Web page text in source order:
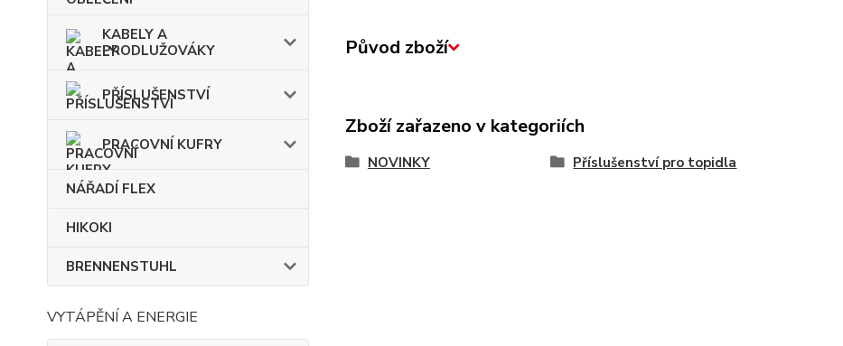
KABELY A
PRODLUŽOVÁKY
PŘÍSLUŠENSTVÍ
PRACOVNÍ KUFRY
NÁŘADÍ FLEX
HIKOKI
BRENNENSTUHL
VYTÁPĚNÍ A ENERGIE
Původ zboží
Zboží zařazeno v kategoriích
NOVINKY Příslušenství pro topidla